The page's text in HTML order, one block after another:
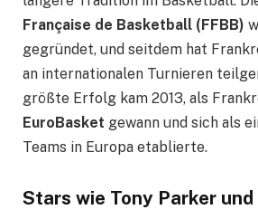
Française de Basketball (FFBB)
gegründet, und seitdem hat
an internationalen Turnieren
größte Erfolg kam 2013, als
EuroBasket gewann und sich als
Teams in Europa etablierte.
Stars wie Tony Parker